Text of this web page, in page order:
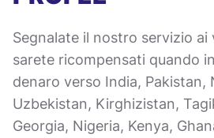
Segnalate il nostro servizio ai
sarete ricompensati quando
denaro verso India, Pakistan,
Uzbekistan, Kirghizistan,
Georgia, Nigeria, Kenya,